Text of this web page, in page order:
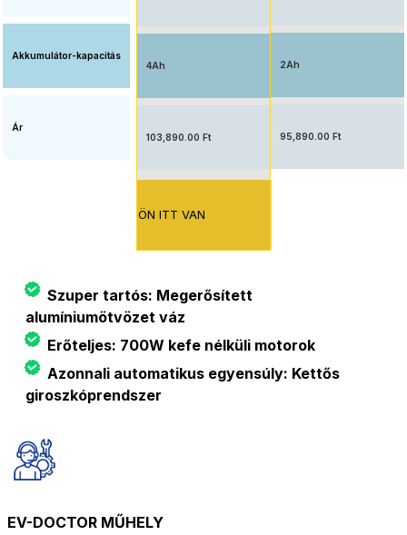
Akkumulátor-kapacitás
Ár
4Ah
103,890.00 Ft
ÖN ITT VAN
2Ah
95,890.00 Ft
Szuper tartós: Megerősített
alumíniumötvözet váz
Erőteljes: 700W kefe nélküli motorok
Azonnali automatikus egyensúly: Kettős
giroszkóprendszer
EV-DOCTOR MŰHELY